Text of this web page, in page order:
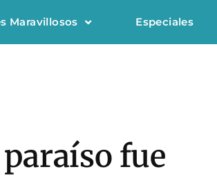
Maravillosos Especiales
fue